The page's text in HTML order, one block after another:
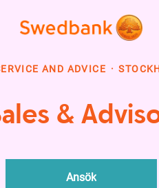
AND ADVICE ·
&
Ansök